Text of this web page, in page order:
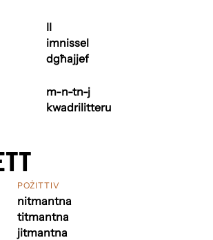
II
imnissel
dgħajjef
m-n-tn-j
kwadrilitteru
POŻITTIV
nitmantna
titmantna
jitmantna